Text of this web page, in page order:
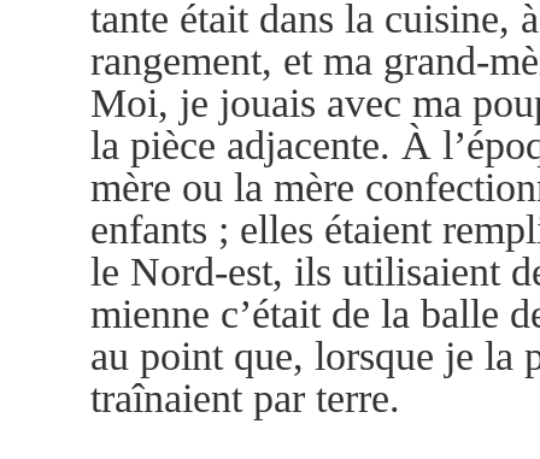
tante était dans la cuisine,
rangement, et ma grand-
Moi, je jouais avec ma
la pièce adjacente. À
mère ou la mère
enfants ; elles étaient
le Nord-est, ils utilisaient
mienne c’était de la balle
au point que, lorsque je la
traînaient par terre.